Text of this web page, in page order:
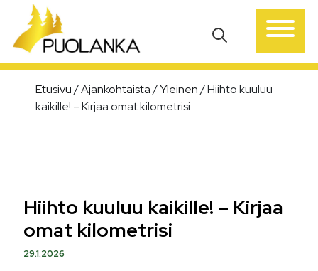
Päävalikko
Etusivu/Ajankohtaista/Yleinen/Hiihto kuuluu
kaikille! – Kirjaa omat kilometrisi
Hiihto kuuluu kaikille! – Kirjaa
omat kilometrisi
29.1.2026